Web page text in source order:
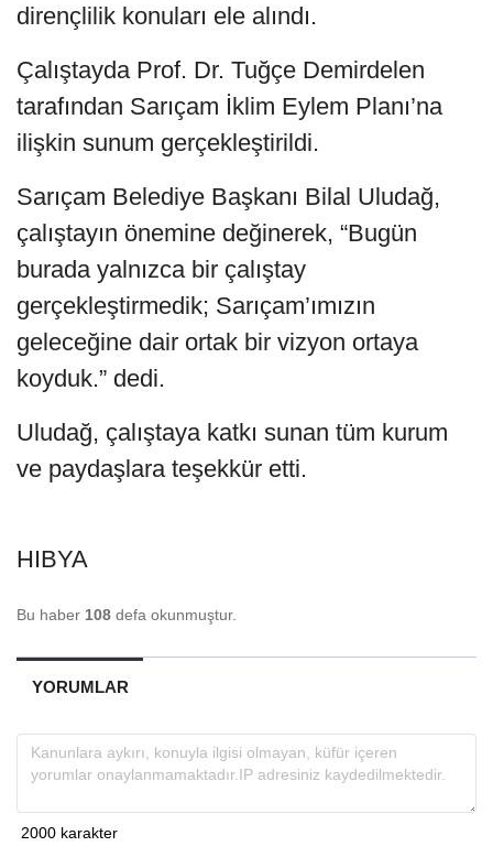
dirençlilik konuları ele alındı.
Çalıştayda Prof. Dr. Tuğçe Demirdelen
tarafından Sarıçam İklim Eylem Planı’na
ilişkin sunum gerçekleştirildi.
Sarıçam Belediye Başkanı Bilal Uludağ,
çalıştayın önemine değinerek, “Bugün
burada yalnızca bir çalıştay
gerçekleştirmedik; Sarıçam’ımızın
geleceğine dair ortak bir vizyon ortaya
koyduk.” dedi.
Uludağ, çalıştaya katkı sunan tüm kurum
ve paydaşlara teşekkür etti.
HIBYA
Bu haber 108 defa okunmuştur.
YORUMLAR